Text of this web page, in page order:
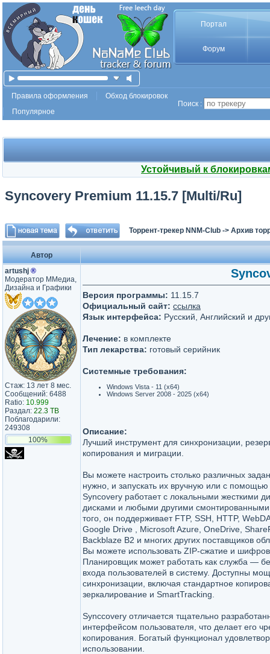
Портал
Форум
Правила оформления
Обход блокировок
Популярное
Поиск :
Устойчивый к
Syncovery Premium 11.15.7 [Multi/Ru]
Торрент-трекер NNM-Club -> Архив
Автор
artushj ®
Модератор ММедиа,
Дизайна и Графики
Стаж: 13 лет 8 мес.
Сообщений: 6488
Ratio: 10.999
Раздал: 22.3 TB
Поблагодарили:
249308
100%
Версия программы: 11.15.7
Официальный сайт: ссылка
Язык интерфейса: Русский, Английский и
Лечение: в комплекте
Тип лекарства: готовый серийник
Системные требования:
Windows Vista - 11 (x64)
Windows Server 2008 - 2025 (x64)
Описание:
Лучший инструмент для синхронизации,
копирования и миграции.
Вы можете настроить столько различных
нужно, и запускать их вручную или с
Syncovery работает с локальными жесткими
дисками и любыми другими
того, он поддерживает FTP, SSH, HTTP,
Google Drive , Microsoft Azure, OneDrive,
Backblaze B2 и многих других поставщиков
Вы можете использовать ZIP-сжатие и
Планировщик может работать как служба —
входа пользователей в систему. Доступны
синхронизации, включая стандартное
зеркалирование и SmartTracking.
Synccovery отличается тщательно
интерфейсом пользователя, что делает его
копирования. Богатый функционал
использовании.